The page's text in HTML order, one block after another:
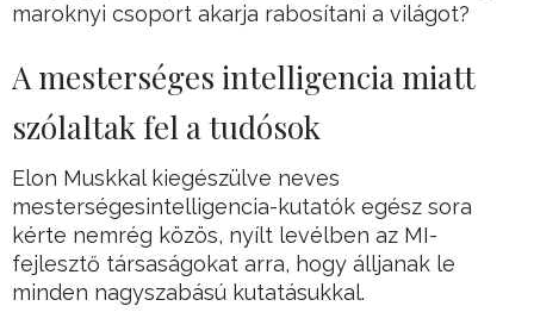
maroknyi csoport akarja rabosítani a világot?
A mesterséges intelligencia miatt
szólaltak fel a tudósok
Elon Muskkal kiegészülve neves
mesterségesintelligencia-kutatók egész sora
kérte nemrég közös, nyílt levélben az MI-
fejlesztő társaságokat arra, hogy álljanak le
minden nagyszabású kutatásukkal.